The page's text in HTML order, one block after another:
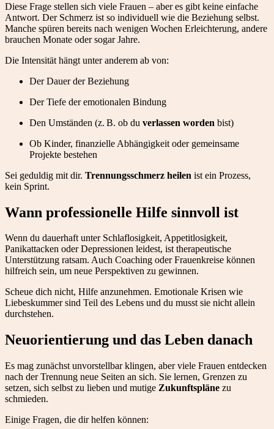
Diese Frage stellen sich viele Frauen – aber es gibt keine einfache
Antwort. Der Schmerz ist so individuell wie die Beziehung selbst.
Manche spüren bereits nach wenigen Wochen Erleichterung, andere
brauchen Monate oder sogar Jahre.
Die Intensität hängt unter anderem ab von:
Der Dauer der Beziehung
Der Tiefe der emotionalen Bindung
Den Umständen (z. B. ob du verlassen worden bist)
Ob Kinder, finanzielle Abhängigkeit oder gemeinsame
Projekte bestehen
Sei geduldig mit dir. Trennungsschmerz heilen ist ein Prozess,
kein Sprint.
Wann professionelle Hilfe sinnvoll ist
Wenn du dauerhaft unter Schlaflosigkeit, Appetitlosigkeit,
Panikattacken oder Depressionen leidest, ist therapeutische
Unterstützung ratsam. Auch Coaching oder Frauenkreise können
hilfreich sein, um neue Perspektiven zu gewinnen.
Scheue dich nicht, Hilfe anzunehmen. Emotionale Krisen wie
Liebeskummer sind Teil des Lebens und du musst sie nicht allein
durchstehen.
Neuorientierung und das Leben danach
Es mag zunächst unvorstellbar klingen, aber viele Frauen entdecken
nach der Trennung neue Seiten an sich. Sie lernen, Grenzen zu
setzen, sich selbst zu lieben und mutige Zukunftspläne zu
schmieden.
Einige Fragen, die dir helfen können: